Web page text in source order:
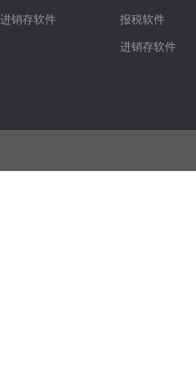
进销存软件
报税软件
进销存软件